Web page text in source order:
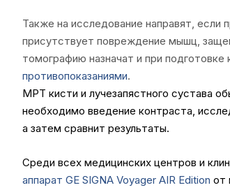
Также на исследование направят, если
присутствует повреждение мышц,
томографию назначат и при
противопоказаниями.
МРТ кисти и лучезапястного сустава
необходимо введение контраста,
а затем сравнит результаты.
Среди всех медицинских центров и
аппарат GE SIGNA Voyager AIR Edition от